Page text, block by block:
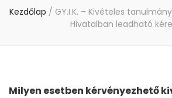
Kezdőlap / GY.I.K. – Kivételes
Hivatalban leadható
Milyen esetben kérvényezhető